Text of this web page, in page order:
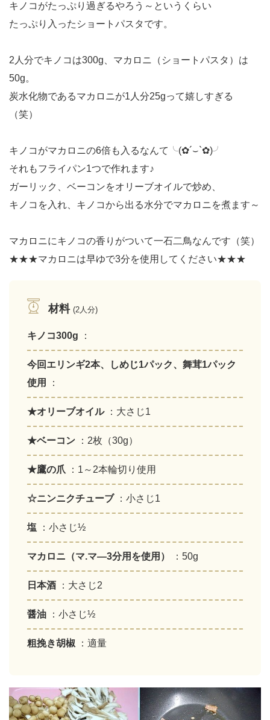
キノコがたっぷり過ぎるやろう～というくらい
たっぷり入ったショートパスタです。
2人分でキノコは300g、マカロニ（ショートパスタ）は
50g。
炭水化物であるマカロニが1人分25gって嬉しすぎる
（笑）
キノコがマカロニの6倍も入るなんて╰(✿´⌣`✿)╯
それもフライパン1つで作れます♪
ガーリック、ベーコンをオリーブオイルで炒め、
キノコを入れ、キノコから出る水分でマカロニを煮ます～
マカロニにキノコの香りがついて一石二鳥なんです（笑）
★★★マカロニは早ゆで3分を使用してください★★★
材料 (2人分)
キノコ300g ：
今回エリンギ2本、しめじ1パック、舞茸1パック
使用
：
★オリーブオイル ：大さじ1
★ベーコン ：2枚（30g）
★鷹の爪 ：1～2本輪切り使用
☆ニンニクチューブ ：小さじ1
塩 ：小さじ½
マカロニ（マ.マ―3分用を使用） ：50g
日本酒 ：大さじ2
醤油 ：小さじ½
粗挽き胡椒 ：適量